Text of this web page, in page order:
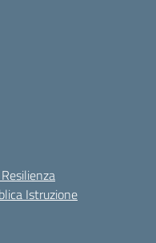
Istruzione